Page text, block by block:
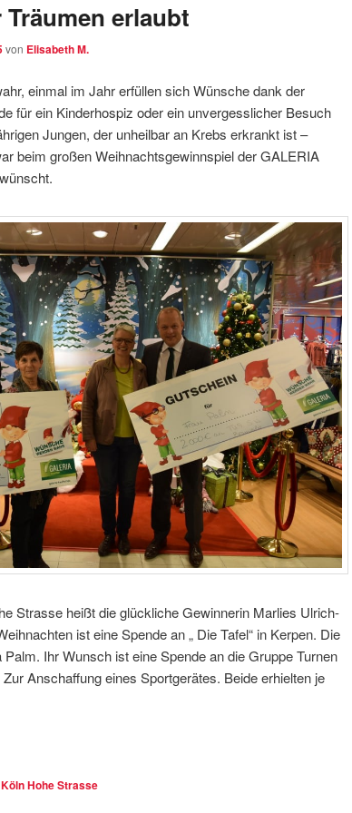
erlaubt
von Elisabeth M.
einmal im Jahr erfüllen sich Wünsche dank der
für ein Kinderhospiz oder ein unvergesslicher Besuch
Jungen, der unheilbar an Krebs erkrankt ist –
beim großen Weihnachtsgewinnspiel der GALERIA
Strasse heißt die glückliche Gewinnerin Marlies Ulrich-
ist eine Spende an „ Die Tafel“ in Kerpen. Die
Ihr Wunsch ist eine Spende an die Gruppe Turnen
Anschaffung eines Sportgerätes. Beide erhielten je
Hohe Strasse